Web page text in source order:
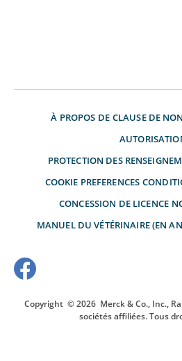
À PROPOS DE CLAUSE DE
PROTECTION DES
COOKIE PREFERENCES
CONCESSION DE LICENCE
MANUEL DU VÉTÉRINAIRE (EN
Copyright © 2026 Merck & Co., Inc.,
sociétés affiliées. Tous